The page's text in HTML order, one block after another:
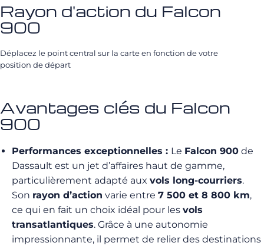
Rayon d'action du Falcon
900
Déplacez le point central sur la carte en fonction de votre
position de départ
Avantages clés du Falcon
900
Performances exceptionnelles : Le Falcon 900 de
Dassault est un jet d’affaires haut de gamme,
particulièrement adapté aux vols long-courriers.
Son rayon d’action varie entre 7 500 et 8 800 km,
ce qui en fait un choix idéal pour les vols
transatlantiques. Grâce à une autonomie
impressionnante, il permet de relier des destinations